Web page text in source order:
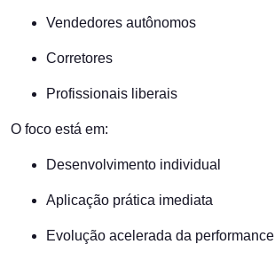
Vendedores autônomos
Corretores
Profissionais liberais
O foco está em:
Desenvolvimento individual
Aplicação prática imediata
Evolução acelerada da performance